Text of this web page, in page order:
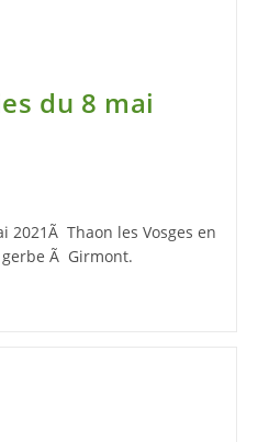
du 8 mai
2021Ã Thaon les Vosges en
Ã Girmont.